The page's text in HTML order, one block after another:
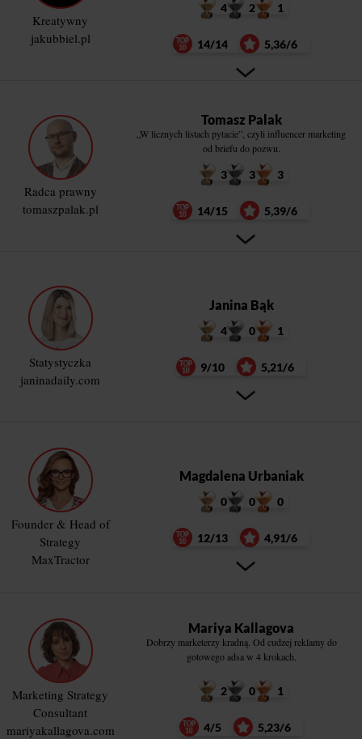
Kreatywny
jakubbiel.pl
4 2 1
14/14 5,36/6
Radca prawny
tomaszpalak.pl
Tomasz Palak
„W licznych listach pytacie”, czyli influencer marketing
od briefu do pozwu.
3 3 3
14/15 5,39/6
Statystyczka
janinadaily.com
Janina Bąk
4 0 1
9/10 5,21/6
Founder & Head of
Strategy
MaxTractor
Magdalena Urbaniak
0 0 0
12/13 4,91/6
Marketing Strategy
Consultant
mariyakallagova.com
Mariya Kallagova
Dobrzy marketerzy kradną. Od cudzej reklamy do
gotowego adsa w 4 krokach.
2 0 1
4/5 5,23/6